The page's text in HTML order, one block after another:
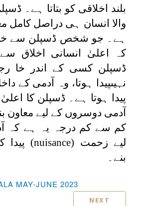
بلند اخلاقی کو بتاتا ہے۔
والا انسان ہی دراصل کامل
ہے۔ جو شخص ڈسپلن سے
کہ اعلیٰ انسانی اخلاق
ڈسپلن کسی کے اندر خا
نہیںپیدا ہوتا، وہ آدمی کے
پیدا ہوتا ہے۔ ڈسپلن کا
آدمی دوسروں کے لیے معاون
کم سے کم درجہ یہ ہے کہ
لیے زحمت (nuisance) پیدا
بنے۔
MAY-JUNE 2023
NEXT